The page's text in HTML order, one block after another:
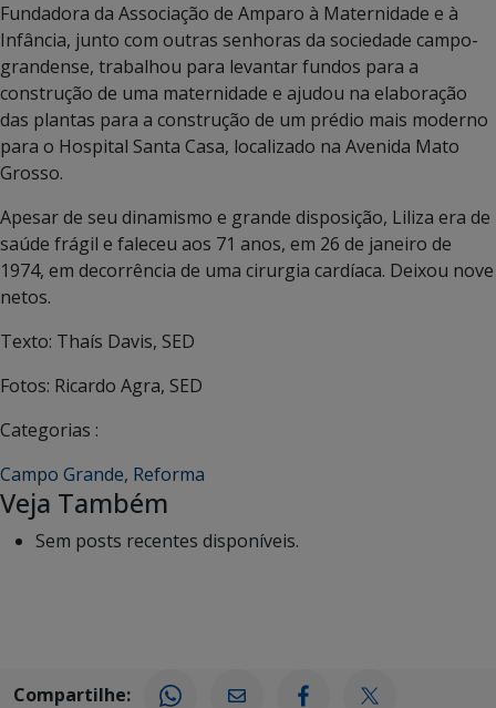
Fundadora da Associação de Amparo à Maternidade e à
Infância, junto com outras senhoras da sociedade campo-
grandense, trabalhou para levantar fundos para a
construção de uma maternidade e ajudou na elaboração
das plantas para a construção de um prédio mais moderno
para o Hospital Santa Casa, localizado na Avenida Mato
Grosso.
Apesar de seu dinamismo e grande disposição, Liliza era de
saúde frágil e faleceu aos 71 anos, em 26 de janeiro de
1974, em decorrência de uma cirurgia cardíaca. Deixou nove
netos.
Texto: Thaís Davis, SED
Fotos: Ricardo Agra, SED
Categorias :
Campo Grande, Reforma
Veja Também
Sem posts recentes disponíveis.
Compartilhe: